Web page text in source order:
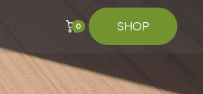
0 SHOP